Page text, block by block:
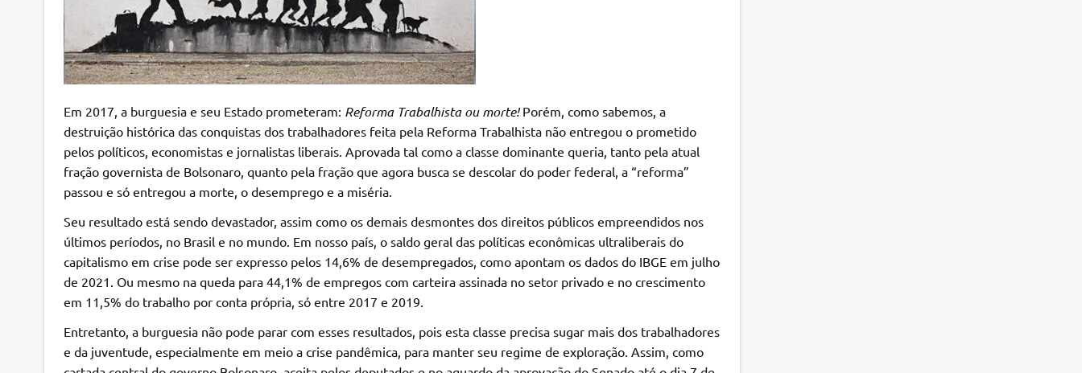
Em 2017, a burguesia e seu Estado prometeram: Reforma Trabalhista ou morte!Porém, como sabemos, a
destruição histórica das conquistas dos trabalhadores feita pela Reforma Trabalhista não entregou o prometido
pelos políticos, economistas e jornalistas liberais. Aprovada tal como a classe dominante queria, tanto pela atual
fração governista de Bolsonaro, quanto pela fração que agora busca se descolar do poder federal, a “reforma”
passou e só entregou a morte, o desemprego e a miséria.
Seu resultado está sendo devastador, assim como os demais desmontes dos direitos públicos empreendidos nos
últimos períodos, no Brasil e no mundo. Em nosso país, o saldo geral das políticas econômicas ultraliberais do
capitalismo em crise pode ser expresso pelos 14,6% de desempregados, como apontam os dados do IBGE em julho
de 2021. Ou mesmo na queda para 44,1% de empregos com carteira assinada no setor privado e no crescimento
em 11,5% do trabalho por conta própria, só entre 2017 e 2019.
Entretanto, a burguesia não pode parar com esses resultados, pois esta classe precisa sugar mais dos trabalhadores
e da juventude, especialmente em meio a crise pandêmica, para manter seu regime de exploração. Assim, como